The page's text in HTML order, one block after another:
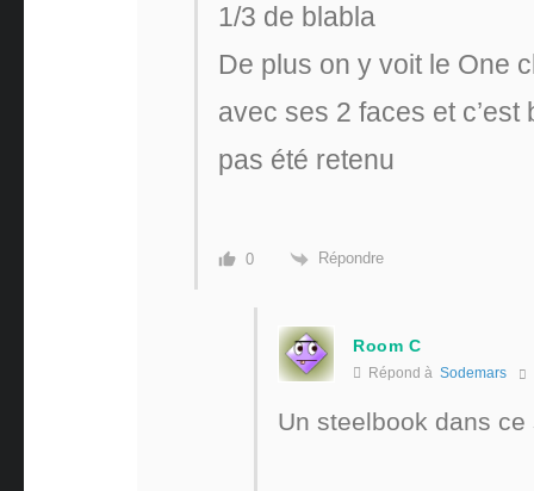
1/3 de blabla
De plus on y voit le One
avec ses 2 faces et c’est
pas été retenu
0 Répondre
Room C
Répond à Sodemars
Un steelbook dans